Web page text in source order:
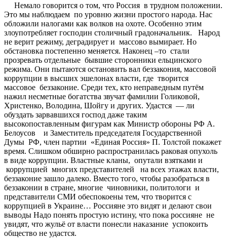
Немало говорится о том, что Россия в трудном положении.
Это мы наблюдаем по уровню жизни простого народа. Нас
обложили налогами как волков на охоте. Особенно этим
злоупотребляет господин столичный градоначальник. Народ
не верит режиму, деградирует и массово вымирает. Но
обстановка постепенно меняется. Наконец –то стали
прозревать отдельные бывшие сторонники ельцинского
режима. Они пытаются остановить вал беззакония, массовой
коррупции в высших эшелонах власти, где творится
массовое беззаконие. Среди тех, кто неправедным путём
нажил несметные богатства звучат фамилии Голиковой,
Христенко, Володина, Шойгу и других. Удастся — ли
обуздать зарвавшихся господ даже таким
высокопоставленным фигурам как Министр обороны РФ А.
Белоусов и Заместитель председателя Государственной
Думы РФ, член партии «Единая Россия» П. Толстой покажет
время. Слишком обширно распространилась раковая опухоль
в виде коррупции. Властные кланы, опутали взятками и
коррупцией многих представителей на всех этажах власти,
беззаконие зашло далеко. Вместо того, чтобы разобраться в
беззаконии в стране, многие чиновники, политологи и
представители СМИ обеспокоены тем, что творится с
коррупцией в Украине… Россияне это видят и делают свои
выводы Надо понять простую истину, что пока россияне не
увидят, что жульё от власти понесли наказание успокоить
общество не удастся.